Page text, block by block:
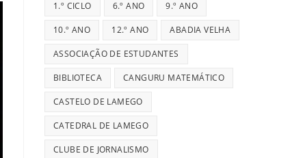
1.º CICLO 6.º ANO 9.º ANO
10.º ANO 12.º ANO ABADIA VELHA
ASSOCIAÇÃO DE ESTUDANTES
BIBLIOTECA CANGURU MATEMÁTICO
CASTELO DE LAMEGO
CATEDRAL DE LAMEGO
CLUBE DE JORNALISMO